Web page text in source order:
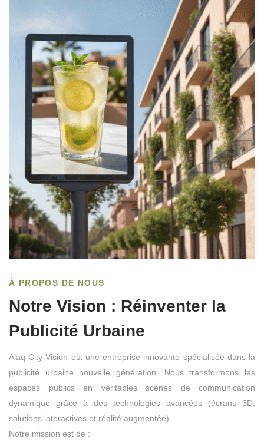
À PROPOS DE NOUS
Notre Vision : Réinventer la
Publicité Urbaine
Alaq City Vision est une entreprise innovante spécialisée dans la
publicité urbaine nouvelle génération. Nous transformons les
espaces publics en véritables scènes de communication
dynamique grâce à des technologies avancées (écrans 3D,
solutions interactives et réalité augmentée).
Notre mission est de :